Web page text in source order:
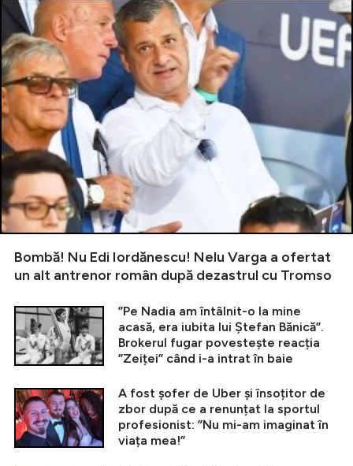
Bombă! Nu Edi Iordănescu! Nelu Varga a ofertat
un alt antrenor român după dezastrul cu Tromso
”Pe Nadia am întâlnit-o la mine
acasă, era iubita lui Ștefan Bănică”.
Brokerul fugar povestește reacția
”Zeiței” când i-a intrat în baie
A fost șofer de Uber și însoțitor de
zbor după ce a renunțat la sportul
profesionist: ”Nu mi-am imaginat în
viața mea!”